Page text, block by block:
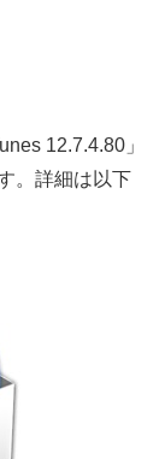
12.7.4.80」
。詳細は以下